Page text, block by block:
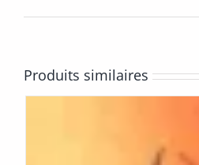
Produits similaires